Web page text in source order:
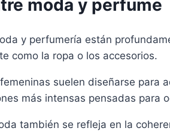
moda y perfume
y perfumería están
como la ropa o los accesorios.
suelen diseñarse para
más intensas pensadas para
también se refleja en la